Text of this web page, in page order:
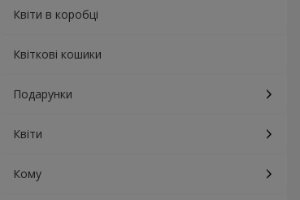
Квіти в коробці
Квіткові кошики
Подарунки
Квіти
Кому